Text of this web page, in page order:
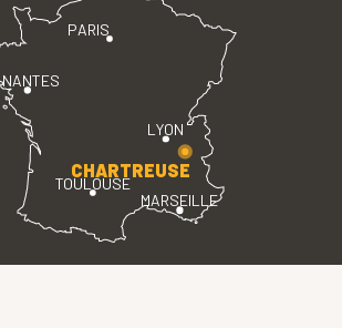
PARIS
LYON
TOULOUSE
MARSEILLE
NANTES
CHARTREUSE